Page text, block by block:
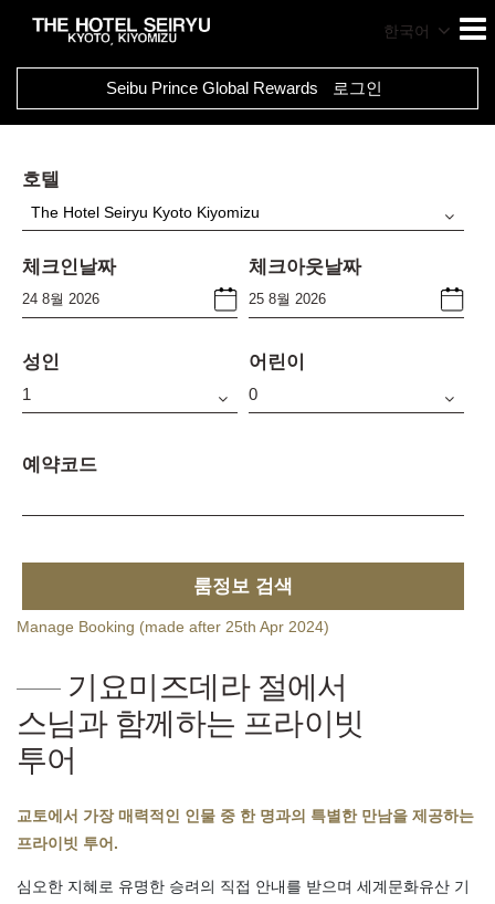
한국어
Seibu Prince Global Rewards 로그인
호텔
The Hotel Seiryu Kyoto Kiyomizu
체크인날짜 체크아웃날짜
성인 어린이
예약코드
룸정보 검색
Manage Booking (made after 25th Apr 2024)
기요미즈데라 절에서
스님과 함께하는 프라이빗
투어
교토에서 가장 매력적인 인물 중 한 명과의 특별한 만남을 제공하는
프라이빗 투어.
심오한 지혜로 유명한 승려의 직접 안내를 받으며 세계문화유산 기